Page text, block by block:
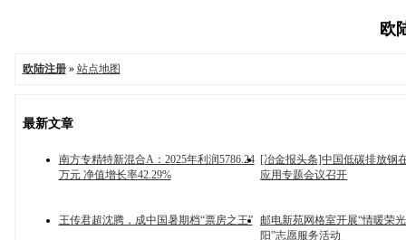
欧
欧陆注册» 站点地图
最新文章
南方专精特新混合A：2025年利润5786.24
万元 净值增长率42.29%
[冶金报头条]中国低碳排放钢
应用专题会议召开
王传君超沈腾，成中国暑期档“票房之王”
邮电新苑网格室开展“情暖荣
阳”志愿服务活动